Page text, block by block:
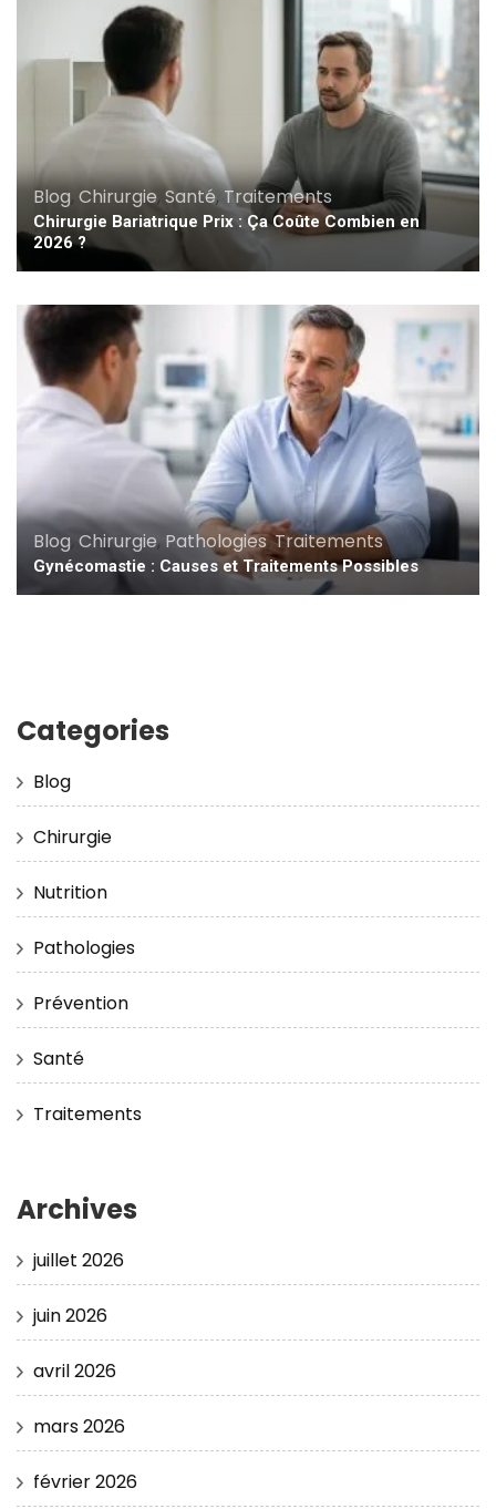
Blog,Chirurgie, Santé, Traitements
Chirurgie Bariatrique Prix : Ça Coûte Combien en
2026 ?
Blog, Chirurgie, Pathologies,Traitements
Gynécomastie : Causes et Traitements Possibles
Categories
Blog
Chirurgie
Nutrition
Pathologies
Prévention
Santé
Traitements
Archives
juillet 2026
juin 2026
avril 2026
mars 2026
février 2026